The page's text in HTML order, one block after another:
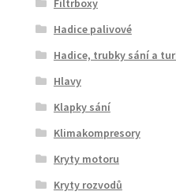
Filtrboxy
Hadice palivové
Hadice, trubky sání a
Hlavy
Klapky sání
Klimakompresory
Kryty motoru
Kryty rozvodů